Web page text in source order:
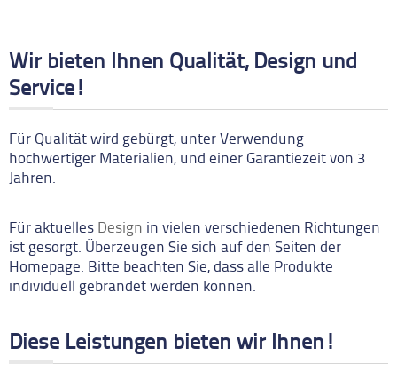
Wir bieten Ihnen Qualität, Design und
Service!
Für Qualität wird gebürgt, unter Verwendung
hochwertiger Materialien, und einer Garantiezeit von 3
Jahren.
Für aktuelles Design in vielen verschiedenen Richtungen
ist gesorgt. Überzeugen Sie sich auf den Seiten der
Homepage. Bitte beachten Sie, dass alle Produkte
individuell gebrandet werden können.
Diese Leistungen bieten wir Ihnen!